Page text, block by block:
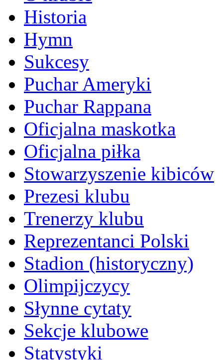
Historia
Hymn
Sukcesy
Puchar Ameryki
Puchar Rappana
Oficjalna maskotka
Oficjalna piłka
Stowarzyszenie kibiców
Prezesi klubu
Trenerzy klubu
Reprezentanci Polski
Stadion (historyczny)
Olimpijczycy
Słynne cytaty
Sekcje klubowe
Statystyki